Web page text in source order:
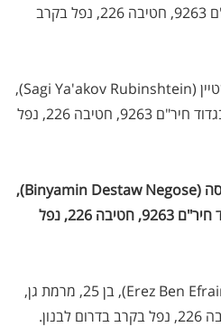
יעקב, מפקד פלוגה בגדוד חיר"ם 9263, חטיבה 226, נפל בקרב
- סרן (מיל׳) שגיא יעקב רובינשטיין (Sagi Ya'akov Rubinshtein),
בן 31, מלביא, מפקד מחלקה בגדוד חיר"ם 9263, חטיבה 226, נפל
- רס״ר (מיל׳) בנימין דסטאו נגוסה (Binyamin Destaw Negose),
בן 28, מבית שמש, לוחם בגדוד חיר"ם 9263, חטיבה 226, נפל
- רס"ל (מיל׳) ארז בן אפרים (Erez Ben Efraim), בן 25, מרמת גן,